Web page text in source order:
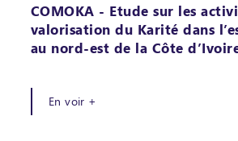
COMOKA - Etude sur les
valorisation du Karité dans
au nord-est de la Côte
En voir +